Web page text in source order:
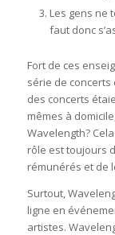
Les gens ne
faut donc
Fort de ces
série de concerts
des concerts
mêmes à
Wavelength?
rôle est toujours
rémunérés et de
Surtout,
ligne en
artistes.